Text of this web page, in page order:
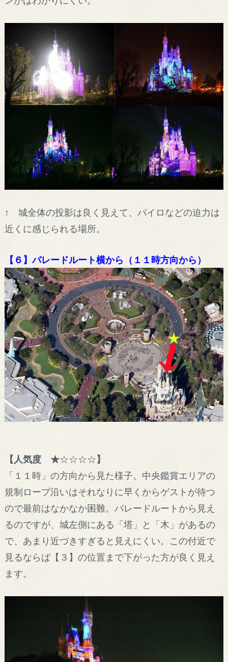
↑ 城全体の投影は良く見えて、パイロなどの迫力は
近くに感じられる場所。
【６】パレードルート横から（１１時方向から）
【人気度 ★☆☆☆☆】
「１１時」の方向から見た様子。中央鑑賞エリアの
規制ロープ沿いはそれなりに早くからゲストが待つ
ので最前はなかなか困難。パレードルートから見え
るのですが、城左側にある「塔」と「木」があるの
で、あまり近づきすぎると見えにくい。この付近で
見るならば【３】の位置まで下がった方が良く見え
ます。